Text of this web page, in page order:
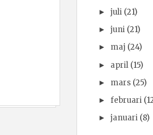
► juli (21)
► juni (21)
► maj (24)
► april (15)
► mars (25)
► februari
► januari (8)